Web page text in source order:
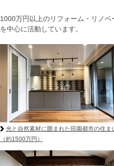
1000万円以上のリフォーム・リノ
を中心に活動しています。
光と自然素材に囲まれた田園都市の住ま
（約1500万円）